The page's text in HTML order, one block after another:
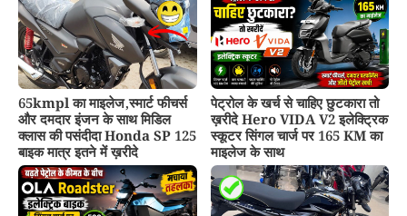
65kmpl का माइलेज,स्मार्ट फीचर्स
और दमदार इंजन के साथ मिडिल
क्लास की पसंदीदा Honda SP 125
बाइक मात्र इतने में ख़रीदे
पेट्रोल के खर्च से चाहिए छुटकारा तो
ख़रीदे Hero VIDA V2 इलेक्ट्रिक
स्कूटर सिंगल चार्ज पर 165 KM का
माइलेज के साथ